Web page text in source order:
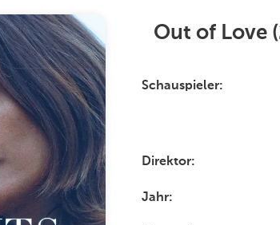
Out of Love (
Schauspieler
Direktor
Jahr